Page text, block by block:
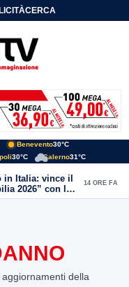
CERCA
Benevento30°C
30°C Salerno31°C
in Italia: vince il
2026” con la
del Sannio
14 ORE FA
della